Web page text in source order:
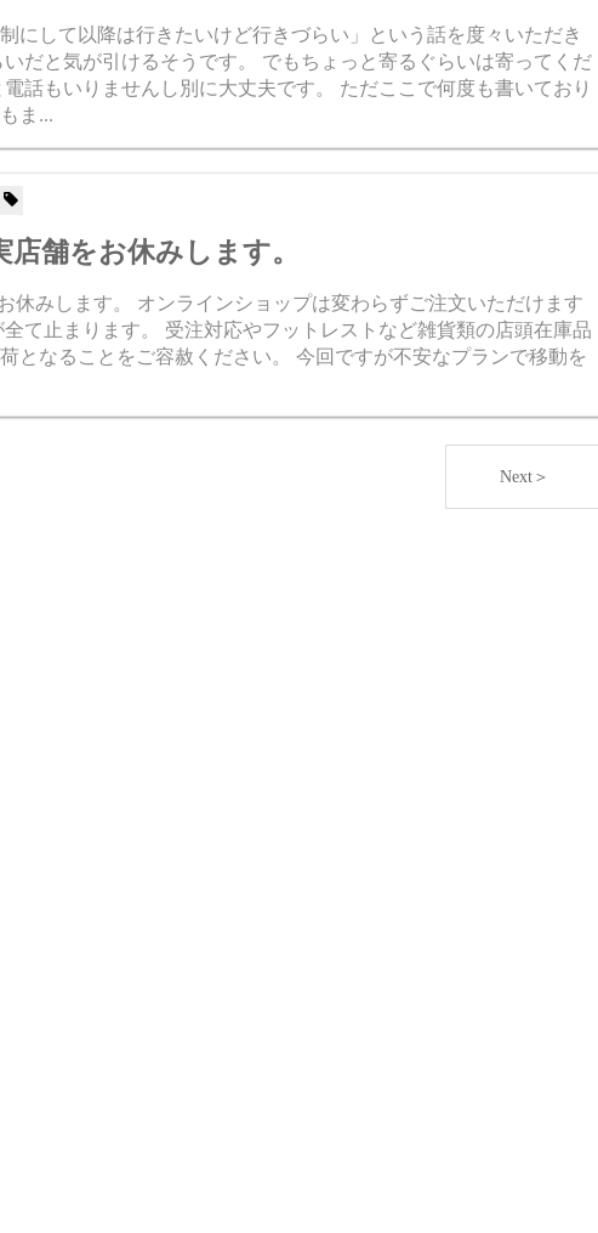
にして以降は行きたいけど行きづらい」という話を度々いただき
だと気が引けるそうです。 でもちょっと寄るぐらいは寄ってくだ
話もいりませんし別に大丈夫です。 ただここで何度も書いており
ま...
店舗をお休みします。
休みします。 オンラインショップは変わらずご注文いただけます
て止まります。 受注対応やフットレストなど雑貨類の店頭在庫品
となることをご容赦ください。 今回ですが不安なプランで移動を
Next＞